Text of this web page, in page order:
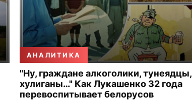
АНАЛИТИКА
"Ну, граждане алкоголики, тунеядцы,
хулиганы…" Как Лукашенко 32 года
перевоспитывает белорусов